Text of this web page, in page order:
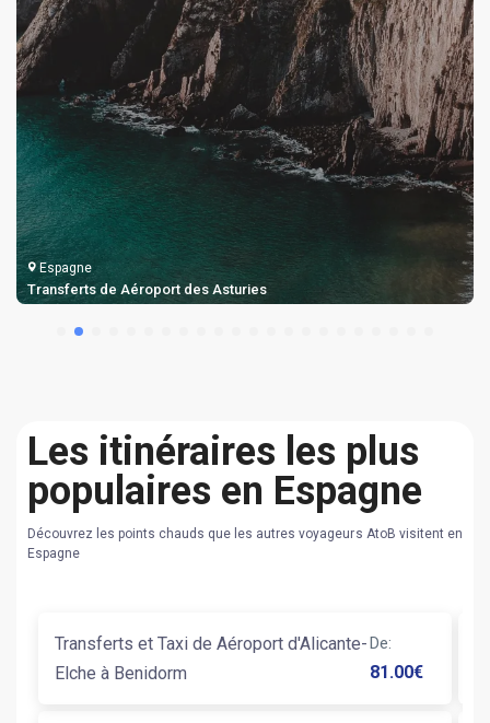
Espagne
Taxi et Transferts de Aéroport de Gérone
Les itinéraires les plus
populaires en Espagne
Découvrez les points chauds que les autres voyageurs AtoB visitent en
Espagne
Transferts et Taxi de Aéroport d'Alicante-
Elche à Benidorm
De:
81.00€